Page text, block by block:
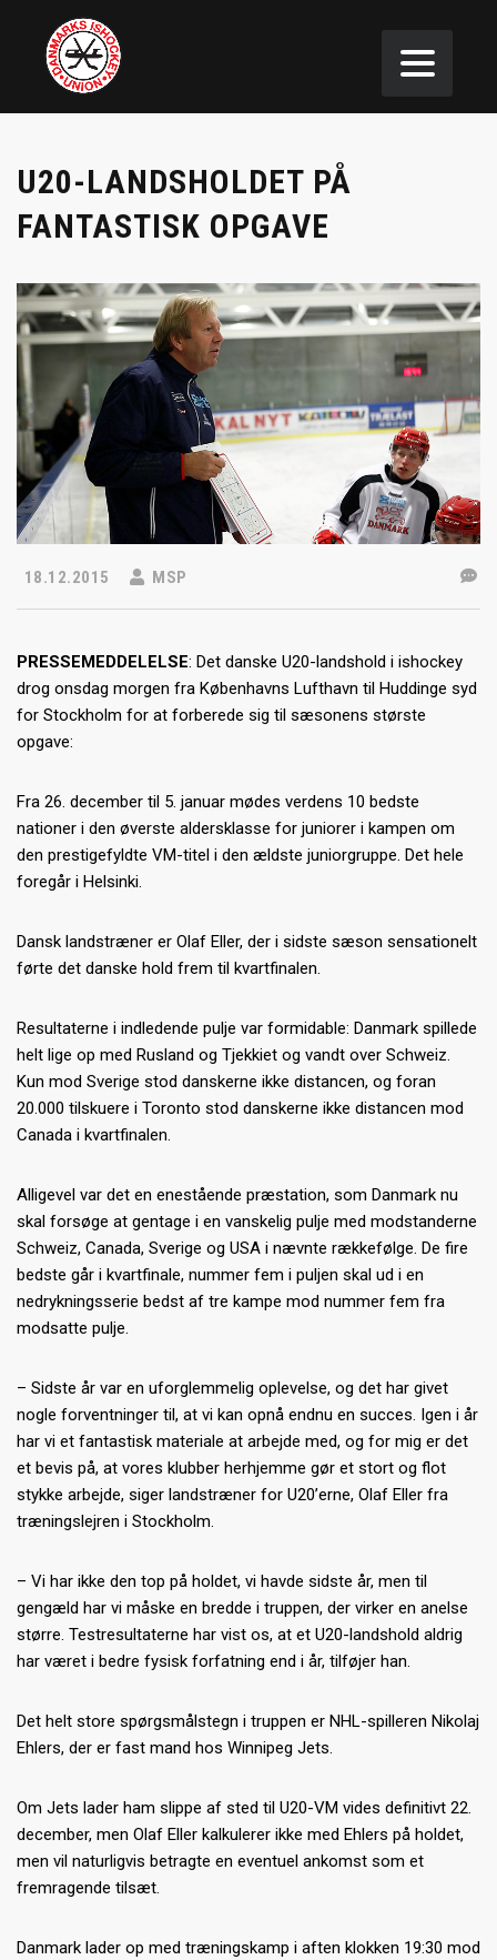
U20-LANDSHOLDET PÅ
FANTASTISK OPGAVE
18.12.2015 MSP
PRESSEMEDDELELSE: Det danske U20-landshold i ishockey
drog onsdag morgen fra Københavns Lufthavn til Huddinge syd
for Stockholm for at forberede sig til sæsonens største
opgave:
Fra 26. december til 5. januar mødes verdens 10 bedste
nationer i den øverste aldersklasse for juniorer i kampen om
den prestigefyldte VM-titel i den ældste juniorgruppe. Det hele
foregår i Helsinki.
Dansk landstræner er Olaf Eller, der i sidste sæson sensationelt
førte det danske hold frem til kvartfinalen.
Resultaterne i indledende pulje var formidable: Danmark spillede
helt lige op med Rusland og Tjekkiet og vandt over Schweiz.
Kun mod Sverige stod danskerne ikke distancen, og foran
20.000 tilskuere i Toronto stod danskerne ikke distancen mod
Canada i kvartfinalen.
Alligevel var det en enestående præstation, som Danmark nu
skal forsøge at gentage i en vanskelig pulje med modstanderne
Schweiz, Canada, Sverige og USA i nævnte rækkefølge. De fire
bedste går i kvartfinale, nummer fem i puljen skal ud i en
nedrykningsserie bedst af tre kampe mod nummer fem fra
modsatte pulje.
– Sidste år var en uforglemmelig oplevelse, og det har givet
nogle forventninger til, at vi kan opnå endnu en succes. Igen i år
har vi et fantastisk materiale at arbejde med, og for mig er det
et bevis på, at vores klubber herhjemme gør et stort og flot
stykke arbejde, siger landstræner for U20’erne, Olaf Eller fra
træningslejren i Stockholm.
– Vi har ikke den top på holdet, vi havde sidste år, men til
gengæld har vi måske en bredde i truppen, der virker en anelse
større. Testresultaterne har vist os, at et U20-landshold aldrig
har været i bedre fysisk forfatning end i år, tilføjer han.
Det helt store spørgsmålstegn i truppen er NHL-spilleren Nikolaj
Ehlers, der er fast mand hos Winnipeg Jets.
Om Jets lader ham slippe af sted til U20-VM vides definitivt 22.
december, men Olaf Eller kalkulerer ikke med Ehlers på holdet,
men vil naturligvis betragte en eventuel ankomst som et
fremragende tilsæt.
Danmark lader op med træningskamp i aften klokken 19:30 mod